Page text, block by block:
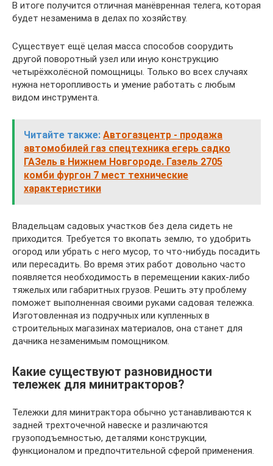
В итоге получится отличная манёвренная телега, которая
будет незаменима в делах по хозяйству.
Существует ещё целая масса способов соорудить
другой поворотный узел или иную конструкцию
четырёхколёсной помощницы. Только во всех случаях
нужна неторопливость и умение работать с любым
видом инструмента.
Читайте также: Автогазцентр - продажа
автомобилей газ спецтехника егерь садко
ГАЗель в Нижнем Новгороде. Газель 2705
комби фургон 7 мест технические
характеристики
Владельцам садовых участков без дела сидеть не
приходится. Требуется то вкопать землю, то удобрить
огород или убрать с него мусор, то что-нибудь посадить
или пересадить. Во время этих работ довольно часто
появляется необходимость в перемещении каких-либо
тяжелых или габаритных грузов. Решить эту проблему
поможет выполненная своими руками садовая тележка.
Изготовленная из подручных или купленных в
строительных магазинах материалов, она станет для
дачника незаменимым помощником.
Какие существуют разновидности
тележек для минитракторов?
Тележки для минитрактора обычно устанавливаются к
задней трехточечной навеске и различаются
грузоподъемностью, деталями конструкции,
функционалом и предпочтительной сферой применения.